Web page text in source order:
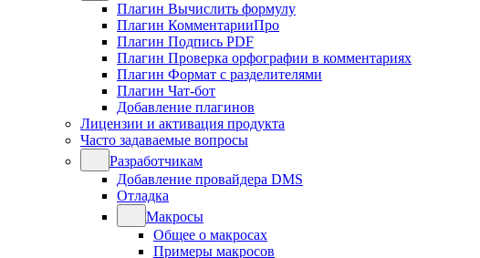
Плагин Вычислить формулу
Плагин КомментарииПро
Плагин Подпись PDF
Плагин Проверка орфографии в комментариях
Плагин Формат с разделителями
Плагин Чат-бот
Добавление плагинов
Лицензии и активация продукта
Часто задаваемые вопросы
Разработчикам
Добавление провайдера DMS
Отладка
Макросы
Общее о макросах
Примеры макросов